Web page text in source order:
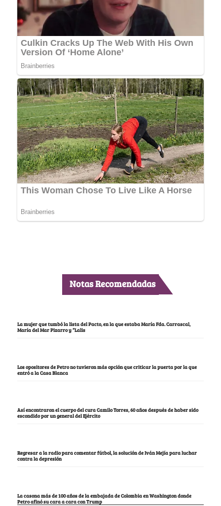
Notas Recomendadas
La mujer que tumbó la lista del Pacto, en la que estaba María Fda. Carrascal,
María del Mar Pizarro y “Lalis
Los opositores de Petro no tuvieron más opción que criticar la puerta por la que
entró a la Casa Blanca
Así encontraron el cuerpo del cura Camilo Torres, 60 años después de haber sido
escondido por un general del Ejército
Regresar a la radio para comentar fútbol, la solución de Iván Mejía para luchar
contra la depresión
La casona más de 100 años de la embajada de Colombia en Washington donde
Petro afinó su cara a cara con Trump